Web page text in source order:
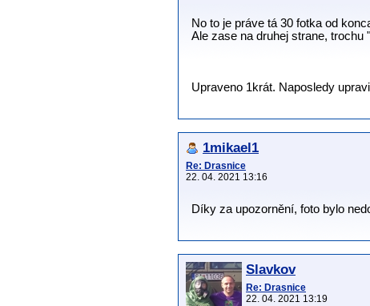
No to je práve tá 30 fotka od
Ale zase na druhej strane, trochu
Upraveno 1krát. Naposledy
1mikael1
Re: Drasnice
22. 04. 2021 13:16
Díky za upozornění, foto bylo
Slavkov
Re: Drasnice
22. 04. 2021 13:19